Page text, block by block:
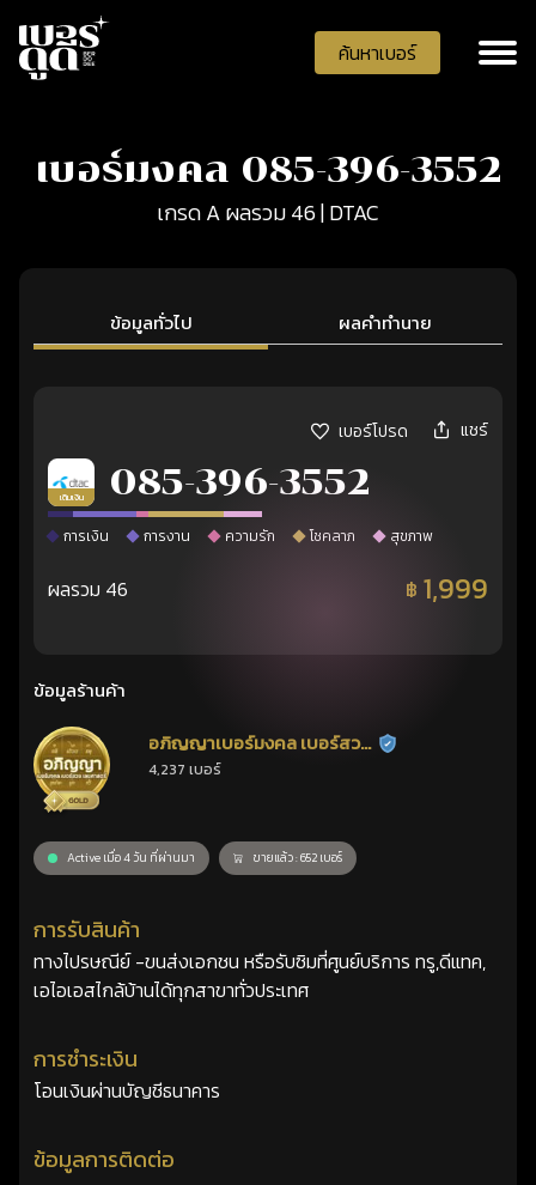
ค้นหาเบอร์
เบอร์มงคล 085-396-3552
เกรด A ผลรวม 46 | DTAC
ข้อมูลทั่วไป ผลคำทำนาย
เบอร์โปรด แชร์
เติมเงิน 085-396-3552
การเงิน การงาน ความรัก โชคลาภ สุขภาพ
ผลรวม 46 ฿ 1,999
ข้อมูลร้านค้า
อภิญญาเบอร์มงคล เบอร์สวย
เลขศาสตร์
ร้านยืนยันแล้ว
4,237 เบอร์
Active เมื่อ 4 วัน ที่ผ่านมา ขายแล้ว : 652 เบอร์
การรับสินค้า
ทางไปรษณีย์ -ขนส่งเอกชน หรือรับซิมที่ศูนย์บริการ ทรู,ดีแทค,
เอไอเอสไกล้บ้านได้ทุกสาขาทั่วประเทศ
การชำระเงิน
โอนเงินผ่านบัญชีธนาคาร
ข้อมูลการติดต่อ